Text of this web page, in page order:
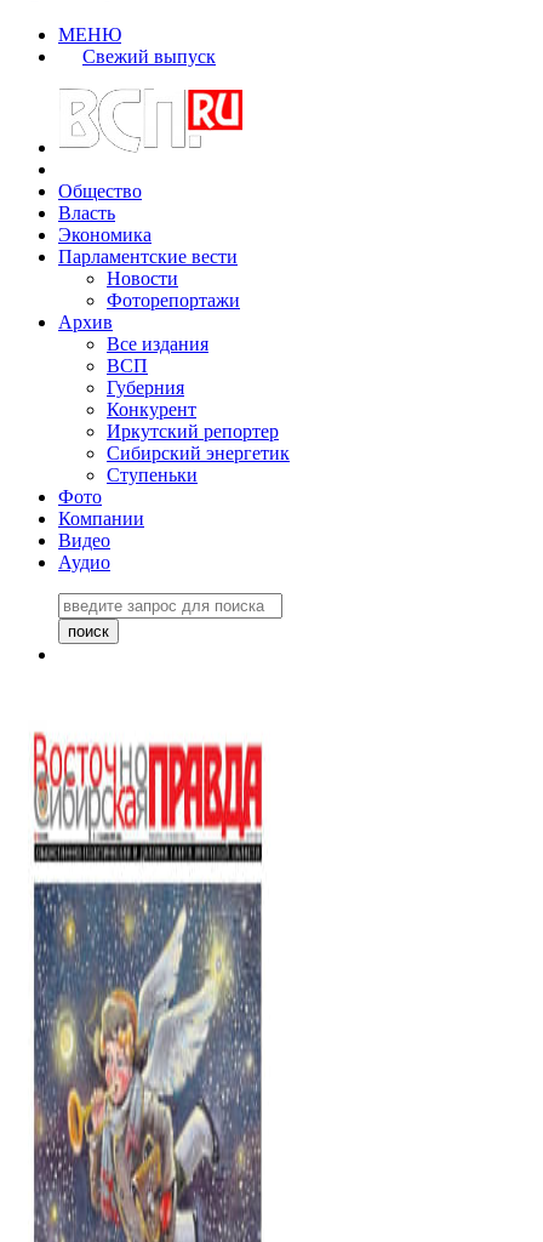
МЕНЮ
Свежий выпуск
Общество
Власть
Экономика
Парламентские вести
Новости
Фоторепортажи
Архив
Все издания
ВСП
Губерния
Конкурент
Иркутский репортер
Сибирский энергетик
Ступеньки
Фото
Компании
Видео
Аудио